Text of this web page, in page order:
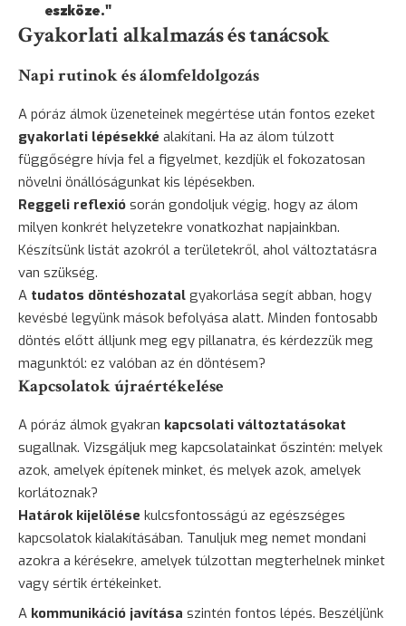
eszköze."
Gyakorlati alkalmazás és tanácsok
Napi rutinok és álomfeldolgozás
A póráz álmok üzeneteinek megértése után fontos ezeket
gyakorlati lépésekké alakítani. Ha az álom túlzott
függőségre hívja fel a figyelmet, kezdjük el fokozatosan
növelni önállóságunkat kis lépésekben.
Reggeli reflexió során gondoljuk végig, hogy az álom
milyen konkrét helyzetekre vonatkozhat napjainkban.
Készítsünk listát azokról a területekről, ahol változtatásra
van szükség.
A tudatos döntéshozatal gyakorlása segít abban, hogy
kevésbé legyünk mások befolyása alatt. Minden fontosabb
döntés előtt álljunk meg egy pillanatra, és kérdezzük meg
magunktól: ez valóban az én döntésem?
Kapcsolatok újraértékelése
A póráz álmok gyakran kapcsolati változtatásokat
sugallnak. Vizsgáljuk meg kapcsolatainkat őszintén: melyek
azok, amelyek építenek minket, és melyek azok, amelyek
korlátoznak?
Határok kijelölése kulcsfontosságú az egészséges
kapcsolatok kialakításában. Tanuljuk meg nemet mondani
azokra a kérésekre, amelyek túlzottan megterhelnek minket
vagy sértik értékeinket.
A kommunikáció javítása szintén fontos lépés. Beszéljünk